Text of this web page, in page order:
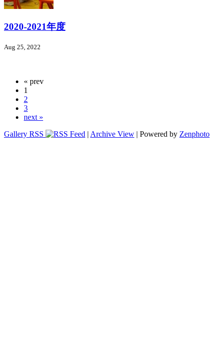
2020-2021年度
Aug 25, 2022
« prev
1
2
3
next »
Gallery RSS
| Archive View | Powered by Zenphoto